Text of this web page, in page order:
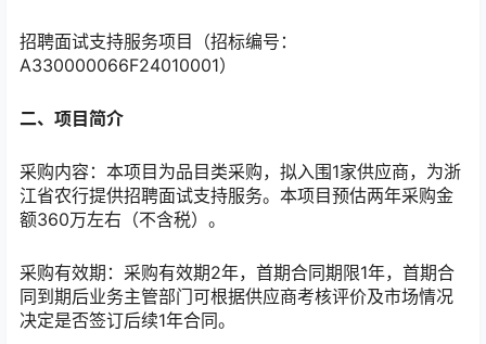
招聘面试支持服务项目（招标编号：
A330000066F24010001）
二、项目简介
采购内容：本项目为品目类采购，拟入围1家供应商，为浙
江省农行提供招聘面试支持服务。本项目预估两年采购金
额360万左右（不含税）。
采购有效期：采购有效期2年，首期合同期限1年，首期合
同到期后业务主管部门可根据供应商考核评价及市场情况
决定是否签订后续1年合同。